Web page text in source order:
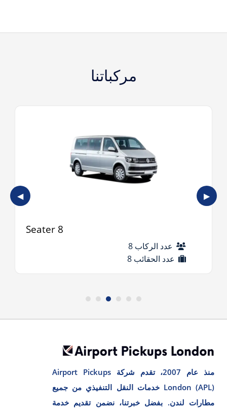
مركباتنا
◀
8 Seater
عدد الركاب 8
عدد الحقائب 8
▶
منذ عام 2007، تقدم شركة Airport Pickups
London (APL) خدمات النقل التنفيذي من جميع
مطارات لندن. بفضل خبرتنا، نضمن تقديم خدمة